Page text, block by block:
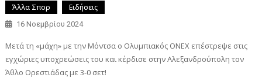
Άλλα Σπορ Ειδήσεις
16 Νοεμβρίου 2024
Μετά τη «μάχη» με την Μόντσα ο Ολυμπιακός ONEX επέστρεψε στις
εγχώριες υποχρεώσεις του και κέρδισε στην Αλεξανδρούπολη τον
Άθλο Ορεστιάδας με 3-0 σετ!